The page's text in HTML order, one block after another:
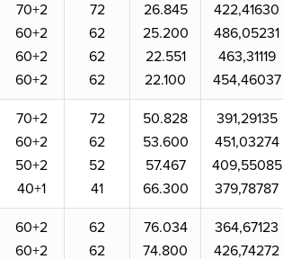
70+2
60+2
60+2
60+2
72
62
62
62
26.845
25.200
22.551
22.100
422,41630
486,05231
463,31119
454,46037
70+2
60+2
50+2
40+1
72
62
52
41
50.828
53.600
57.467
66.300
391,29135
451,03274
409,55085
379,78787
60+2
60+2
62
62
76.034
74.800
364,67123
426,74272